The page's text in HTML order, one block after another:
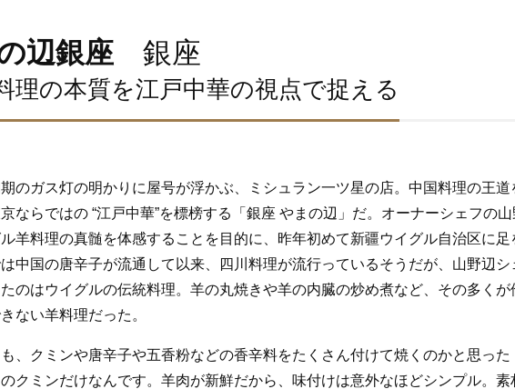
辺銀座 銀座
理の本質を江戸中華の視点で捉える
のガス灯の明かりに屋号が浮かぶ、ミシュラン一ツ星の店。中国料理の王道
ならではの “江戸中華”を標榜する「銀座 やまの辺」だ。オーナーシェフの山
羊料理の真髄を体感することを目的に、昨年初めて新疆ウイグル自治区に足
中国の唐辛子が流通して以来、四川料理が流行っているそうだが、山野辺シ
のはウイグルの伝統料理。羊の丸焼きや羊の内臓の炒め煮など、その多くが
ない羊料理だった。
も、クミンや唐辛子や五香粉などの香辛料をたくさん付けて焼くのかと思った
クミンだけなんです。羊肉が新鮮だから、味付けは意外なほどシンプル。素